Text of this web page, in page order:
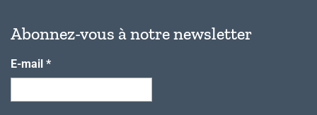
Abonnez-vous à notre newsletter
E-mail *